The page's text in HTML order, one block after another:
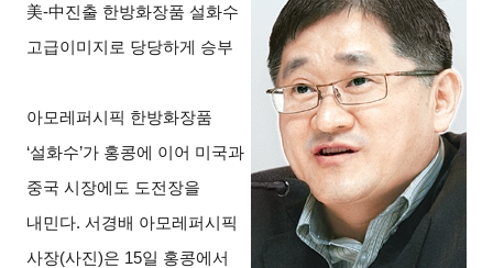
美-中진출 한방화장품 설화수
고급이미지로 당당하게 승부
아모레퍼시픽 한방화장품
‘설화수’가 홍콩에 이어 미국과
중국 시장에도 도전장을
내민다. 서경배 아모레퍼시픽
사장(사진)은 15일 홍콩에서